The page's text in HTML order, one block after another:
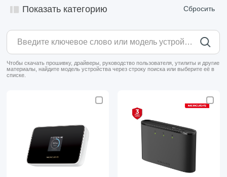
Показать категорию Сбросить
Чтобы скачать прошивку, драйверы, руководство пользователя, утилиты и другие
материалы, найдите модель устройства через строку поиска или выберите её в
списке.